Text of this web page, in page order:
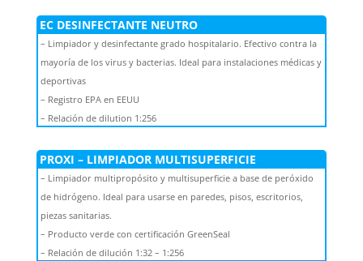
EC DESINFECTANTE NEUTRO
– Limpiador y desinfectante grado hospitalario. Efectivo contra la
mayoría de los virus y bacterias. Ideal para instalaciones médicas y
deportivas
– Registro EPA en EEUU
– Relación de dilution 1:256
PROXI – LIMPIADOR MULTISUPERFICIE
– Limpiador multipropósito y multisuperficie a base de peróxido
de hidrógeno. Ideal para usarse en paredes, pisos, escritorios,
piezas sanitarias.
– Producto verde con certificación GreenSeal
– Relación de dilución 1:32 – 1:256